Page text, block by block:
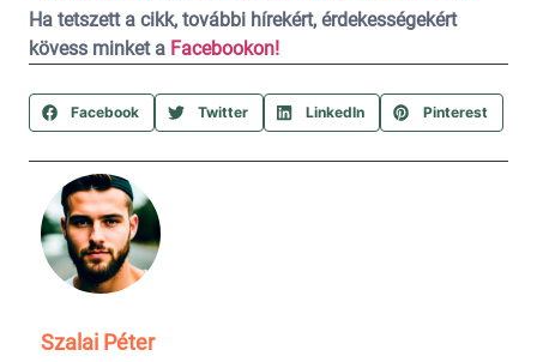
Ha tetszett a cikk, további hírekért, érdekességekért
kövess minket a Facebookon!
Facebook Twitter LinkedIn Pinterest
Szalai Péter